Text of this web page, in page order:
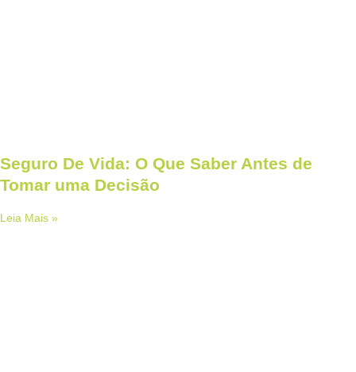
Seguro De Vida: O Que Saber Antes de
Tomar uma Decisão
Leia Mais »